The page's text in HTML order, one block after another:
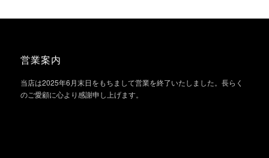
営業案内
当店は2025年6月末日をもちまして営業を終了いたしました。長らく
のご愛顧に心より感謝申し上げます。